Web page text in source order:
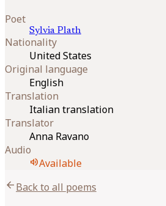
Poet
Sylvia Plath
Nationality
United States
Original language
English
Translation
Italian translation
Translator
Anna Ravano
Audio
volume_upAvailable
arrow_backBack to all poems